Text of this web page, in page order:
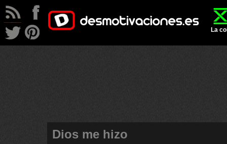
La
Dios me hizo